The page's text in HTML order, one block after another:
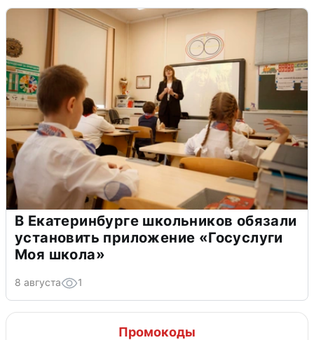
В Екатеринбурге школьников обязали
установить приложение «Госуслуги
Моя школа»
8 августа 1
Промокоды